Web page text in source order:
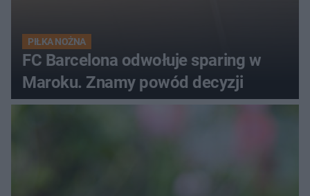
PIŁKA NOŻNA
FC Barcelona odwołuje sparing w
Maroku. Znamy powód decyzji